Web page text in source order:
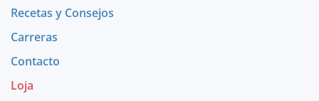
Recetas y Consejos
Carreras
Contacto
Loja